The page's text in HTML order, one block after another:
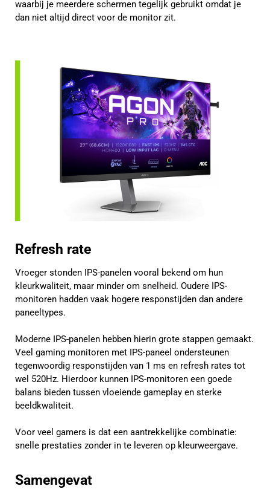
waarbij je meerdere schermen tegelijk gebruikt omdat je
dan niet altijd direct voor de monitor zit.
Refresh rate
Vroeger stonden IPS-panelen vooral bekend om hun
kleurkwaliteit, maar minder om snelheid. Oudere IPS-
monitoren hadden vaak hogere responstijden dan andere
paneeltypes.
Moderne IPS-panelen hebben hierin grote stappen gemaakt.
Veel gaming monitoren met IPS-paneel ondersteunen
tegenwoordig responstijden van 1 ms en refresh rates tot
wel 520Hz. Hierdoor kunnen IPS-monitoren een goede
balans bieden tussen vloeiende gameplay en sterke
beeldkwaliteit.
Voor veel gamers is dat een aantrekkelijke combinatie:
snelle prestaties zonder in te leveren op kleurweergave.
Samengevat